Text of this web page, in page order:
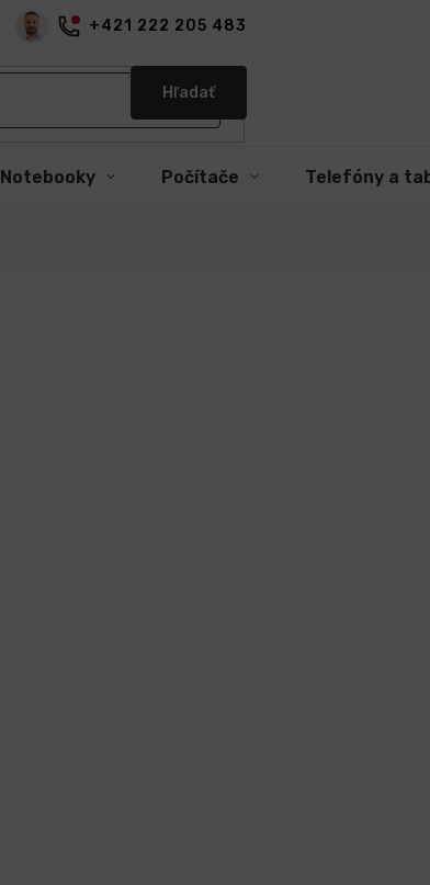
+421 222 205 483
Hľadať
Notebooky Počítače Telefóny a